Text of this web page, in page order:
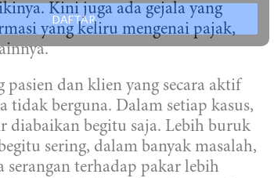
DAFTAR
Kini juga ada gejala yang
yang keliru mengenai pajak,
pasien dan klien yang secara aktif
tidak berguna. Dalam setiap kasus,
diabaikan begitu saja. Lebih buruk
sering, dalam banyak masalah,
serangan terhadap pakar lebih